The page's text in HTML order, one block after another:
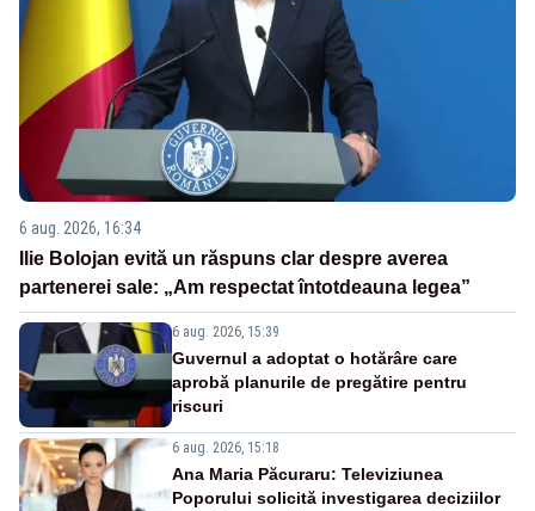
6 aug. 2026, 16:34
Ilie Bolojan evită un răspuns clar despre averea
partenerei sale: „Am respectat întotdeauna legea”
6 aug. 2026, 15:39
Guvernul a adoptat o hotărâre care
aprobă planurile de pregătire pentru
riscuri
6 aug. 2026, 15:18
Ana Maria Păcuraru: Televiziunea
Poporului solicită investigarea deciziilor